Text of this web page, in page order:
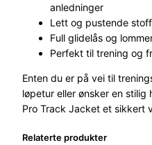
anledninger
Lett og pustende
Full glidelås og
Perfekt til trening og
Enten du er på vei til
løpetur eller ønsker en stilig
Pro Track Jacket et sikkert
Relaterte produkter